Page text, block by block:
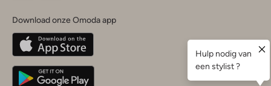
Belgique(Français)
Deutschland
Download onze Omoda app